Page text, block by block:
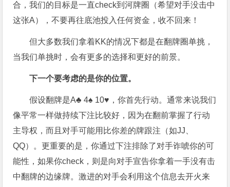
合，我们的目标是一直check到河牌圈（希望对手没击中
这张A），不要再往底池投入任何资金，收不回来！
但大多数我们拿着KK的情况下都是在翻牌圈单挑，
当我们单挑时，会有更多的选择和更好的前景。
下一个要考虑的是你的位置。
假设翻牌是A♣ 4♠ 10♥，你首先行动。通常来说我们
像平常一样做持续下注比较好，因为在翻前掌握了行动
主导权，而且对手可能用比你差的牌跟注（如JJ、
QQ）。更重要的是，你通过下注排除了对手诈唬你的可
能性，如果你check，则是向对手宣告你拿着一手没有击
中翻牌的边缘牌。激进的对手会利用这个信息去开火来